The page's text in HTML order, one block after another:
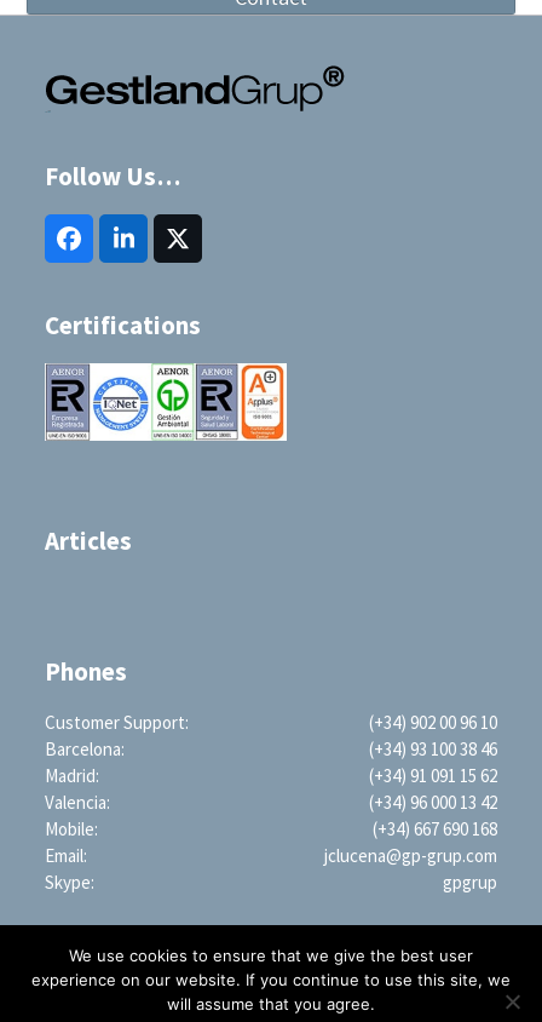
Follow Us…
FacebookLinkedInTwitter
(deprecated)
Certifications
Articles
Phones
Customer Support:
(+34) 902 00 96 10
Barcelona:
(+34) 93 100 38 46
Madrid:
(+34) 91 091 15 62
Valencia:
(+34) 96 000 13 42
Mobile:
(+34) 667 690 168
Email:
jclucena@gp-grup.com
Skype:
gpgrup
PROFESSIONAL SEARCH ENGINE WORLDWIDE (LLC)
We use cookies to ensure that we give the best user
experience on our website. If you continue to use this site, we
will assume that you agree.